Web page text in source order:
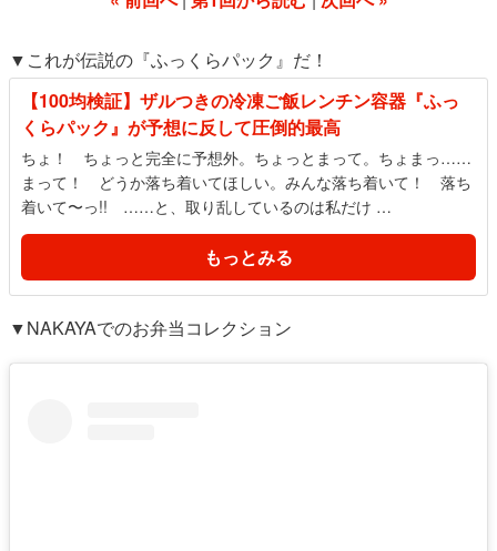
▼これが伝説の『ふっくらパック』だ！
【100均検証】ザルつきの冷凍ご飯レンチン容器『ふっ
くらパック』が予想に反して圧倒的最高
ちょ！ ちょっと完全に予想外。ちょっとまって。ちょまっ……
まって！ どうか落ち着いてほしい。みんな落ち着いて！ 落ち
着いて〜っ!! ……と、取り乱しているのは私だけ …
もっとみる
▼NAKAYAでのお弁当コレクション